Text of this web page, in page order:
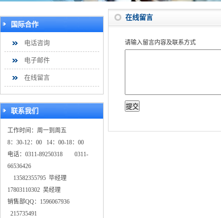
国际合作
电话咨询
电子邮件
在线留言
联系我们
工作时间：周一到周五
8：30-12：00 14：00-18：00
电话：0311-89250318 0311-
66536426
13582355795 毕经理
17803110302 吴经理
销售部QQ：1596067936
215735491
在线留言
请输入留言内容及联系方式